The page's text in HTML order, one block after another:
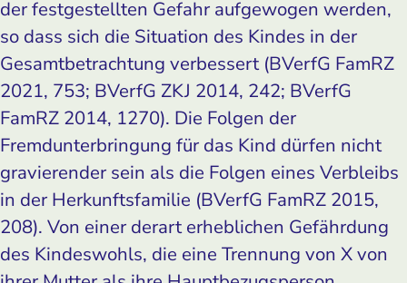
der festgestellten Gefahr aufgewogen werden,
so dass sich die Situation des Kindes in der
Gesamtbetrachtung verbessert (BVerfG FamRZ
2021, 753; BVerfG ZKJ 2014, 242; BVerfG
FamRZ 2014, 1270). Die Folgen der
Fremdunterbringung für das Kind dürfen nicht
gravierender sein als die Folgen eines Verbleibs
in der Herkunftsfamilie (­BVerfG FamRZ 2015,
208). Von einer derart erheblichen Gefährdung
des Kindeswohls, die eine Trennung von X von